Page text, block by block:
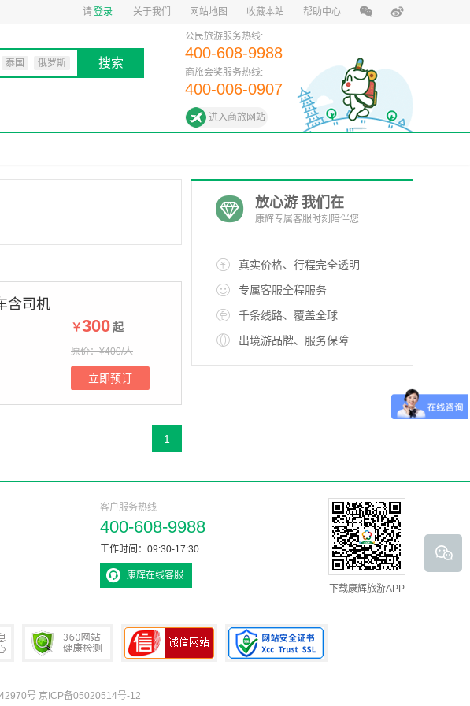
请登录 关于我们 网站地图 收藏本站 帮助中心
泰国 俄罗斯 搜索
公民旅游服务热线:
400-608-9988
商旅会奖服务热线:
400-006-0907
进入商旅网站
含司机
￥300起
原价：¥400/人
立即预订
1
放心游 我们在
康辉专属客服时刻陪伴您
真实价格、行程完全透明
专属客服全程服务
千条线路、覆盖全球
出境游品牌、服务保障
下载康辉旅游APP
客户服务热线
400-608-9988
工作时间：09:30-17:30
康辉在线客服
号 京ICP备05020514号-12